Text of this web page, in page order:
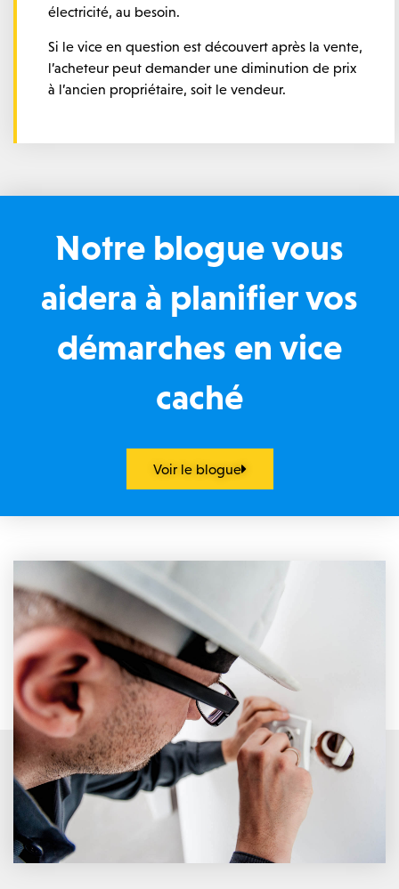
électricité, au besoin.
Si le vice en question est découvert après la vente,
l’acheteur peut demander une diminution de prix
à l’ancien propriétaire, soit le vendeur.
Notre blogue vous
aidera à planifier vos
démarches en vice
caché
Voir le blogue